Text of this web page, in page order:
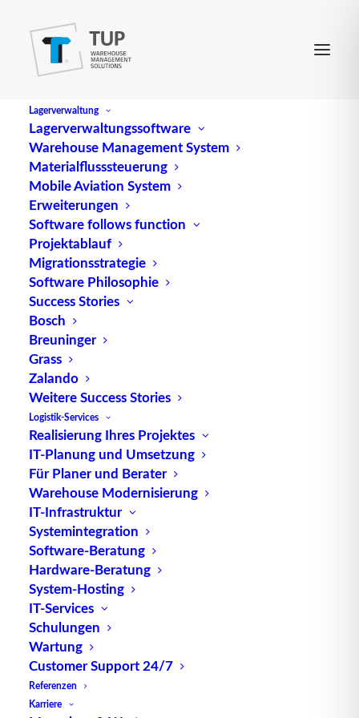
Lagerverwaltung
Lagerverwaltungssoftware
Warehouse Management System
Materialflusssteuerung
Mobile Aviation System
Erweiterungen
Software follows function
Projektablauf
Migrationsstrategie
Software Philosophie
Success Stories
Bosch
Breuninger
Grass
Zalando
Weitere Success Stories
Logistik-Services
Realisierung Ihres Projektes
IT-Planung und Umsetzung
Für Planer und Berater
Warehouse Modernisierung
IT-Infrastruktur
Systemintegration
Software-Beratung
Hardware-Beratung
System-Hosting
IT-Services
Schulungen
Wartung
Customer Support 24/7
Referenzen
Karriere
Das war die LogiMAT
Wie bereits 2013 entpuppte sich auch der neue
Messestand von TUP (TUP) auf der zweitgrößten
Logistik-Messe Europas, der LogiMAT 2014, als
echter Hingucker. Nicht nur direkt vor Ort waren
viele positive Stimmen zum diesjährigen
Messeauftritt zu hören, auch via Twitter wurde
der Stand von TUP prompt zum „schönsten Stand
der Messe“ gekürt. „Uns war es wichtig, für
unsere Kunden und Besucher einen Ort zu